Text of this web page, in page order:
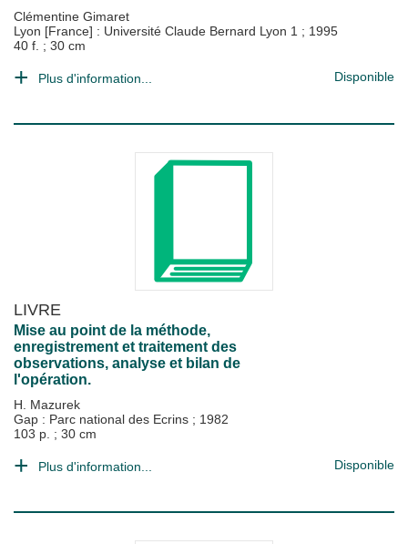
Clémentine Gimaret
Lyon [France] : Université Claude Bernard Lyon 1 ; 1995
40 f. ; 30 cm
Plus d'information... Disponible
LIVRE
Mise au point de la méthode,
enregistrement et traitement des
observations, analyse et bilan de
l'opération.
H. Mazurek
Gap : Parc national des Ecrins ; 1982
103 p. ; 30 cm
Plus d'information... Disponible